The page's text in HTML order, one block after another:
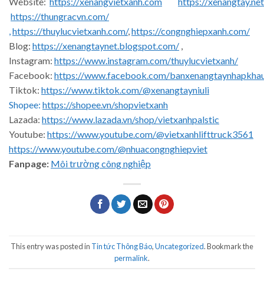
https://thungracvn.com/
,https://thuylucvietxanh.com/,https://congnghiepxanh.com/
Blog: https://xenangtaynet.blogspot.com/ ,
Instagram: https://www.instagram.com/thuylucvietxanh/
Facebook: https://www.facebook.com/
Tiktok: https://www.tiktok.com/@xenangtayniuli
Shopee: https://shopee.vn/shopvietxanh
Lazada: https://www.lazada.vn/shop/vietxanhpalstic
Youtube: https://www.youtube.com/@vietxanhlifttruck3561
https://www.youtube.com/@nhuacongnghiepviet
Fanpage: Môi trường công nghiệp
This entry was posted in Tin tức Thông Báo,Uncategorized. Bookmark the
permalink.